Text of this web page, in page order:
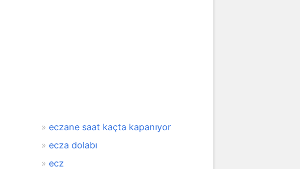
eczane saat kaçta kapanıyor
ecza dolabı
ecz